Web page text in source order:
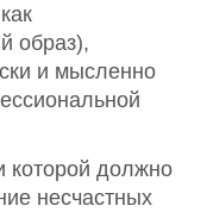
образ),
и мысленно
которой должно
несчастных